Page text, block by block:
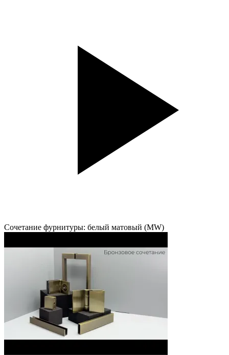
Сочетание фурнитуры: белый матовый (MW)